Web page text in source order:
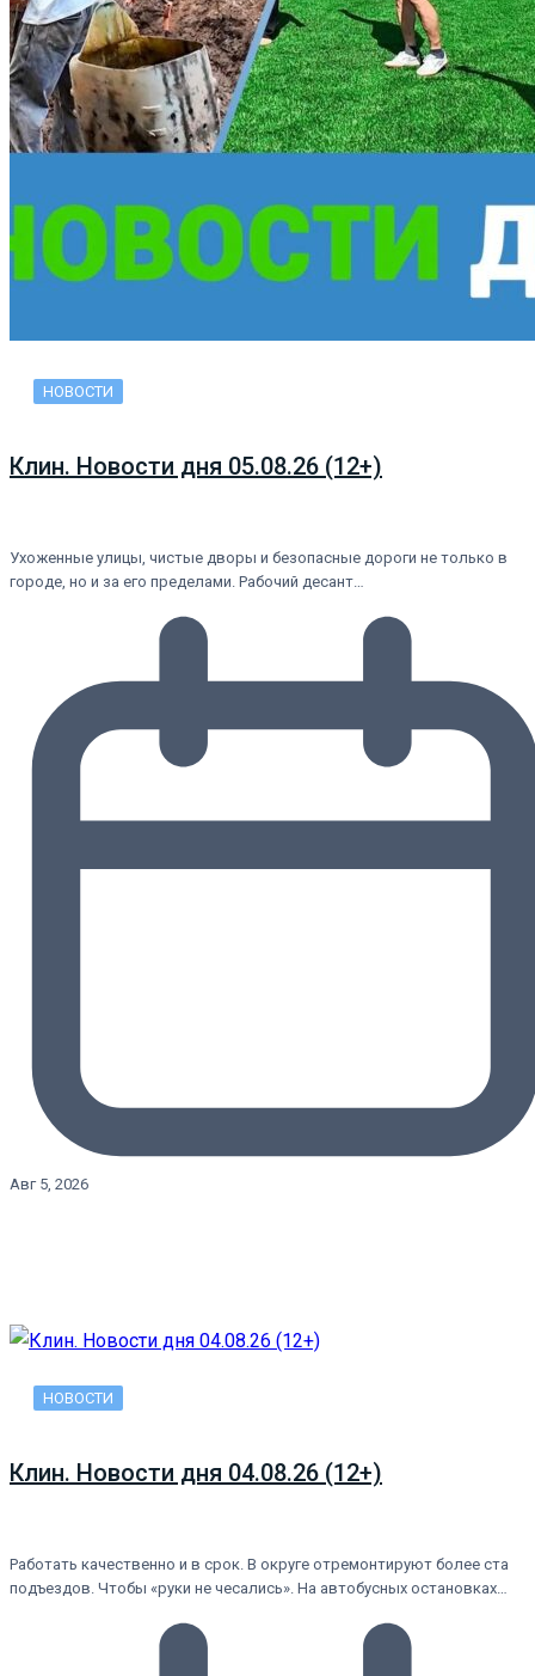
НОВОСТИ
Клин. Новости дня 05.08.26 (12+)
Ухоженные улицы, чистые дворы и безопасные дороги не только в
городе, но и за его пределами. Рабочий десант…
Авг 5, 2026
НОВОСТИ
Клин. Новости дня 04.08.26 (12+)
Работать качественно и в срок. В округе отремонтируют более ста
подъездов. Чтобы «руки не чесались». На автобусных остановках…